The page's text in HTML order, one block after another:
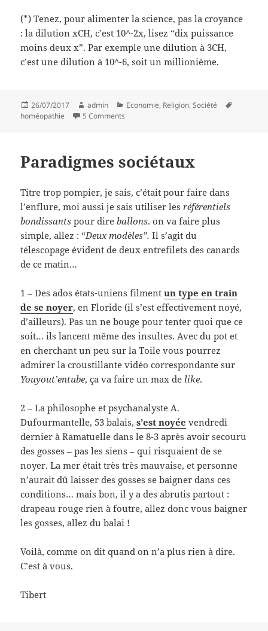
(*) Tenez, pour alimenter la science, pas la croyance
: la dilution xCH, c’est 10^-2x, lisez “dix puissance
moins deux x”. Par exemple une dilution à 3CH,
c’est une dilution à 10^-6, soit un millionième.
Posted
on
26/07/2017 Author
admin Categories
Economie, Religion,Société
homéopathie
5 Comments
Paradigmes sociétaux
Titre trop pompier, je sais, c’était pour faire dans
l’enflure, moi aussi je sais utiliser lesréférentiels
bondissants pour direballons. on va faire plus
simple, allez : “Deux modèles”. Il s’agit du
télescopage évident de deux entrefilets des canards
de ce matin…
1 – Des ados états-uniens filmentun type en train
de se noyer, en Floride (il s’est effectivement noyé,
d’ailleurs). Pas un ne bouge pour tenter quoi que ce
soit… ils lancent même des insultes. Avec du pot et
en cherchant un peu sur la Toile vous pourrez
admirer la croustillante vidéo correspondante sur
Youyout’entube, ça va faire un max de like.
2 – La philosophe et psychanalyste A.
Dufourmantelle, 53 balais,s’est noyée vendredi
dernier à Ramatuelle dans le 8-3 après avoir secouru
des gosses – pas les siens – qui risquaient de se
noyer. La mer était très très mauvaise, et personne
n’aurait dû laisser des gosses se baigner dans ces
conditions… mais bon, il y a des abrutis partout :
drapeau rouge rien à foutre, allez donc vous baigner
les gosses, allez du balai !
Voilà, comme on dit quand on n’a plus rien à dire.
C’est à vous.
Tibert